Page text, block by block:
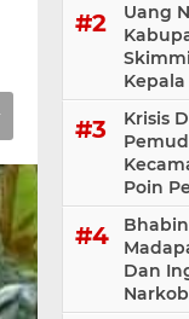
Uang
Krisis
Poin
Dan